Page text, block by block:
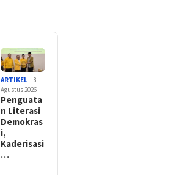
ARTIKEL
8
Agustus 2026
Penguata
n Literasi
Demokras
i,
Kaderisasi
…